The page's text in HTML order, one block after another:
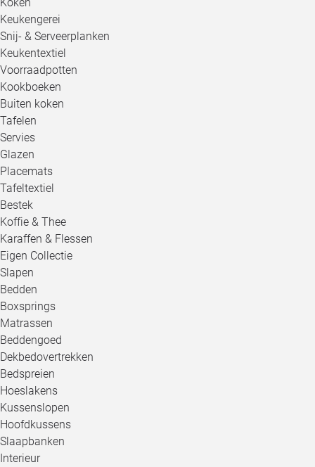
Keukengerei
Snij- & Serveerplanken
Keukentextiel
Voorraadpotten
Kookboeken
Buiten koken
Tafelen
Servies
Glazen
Placemats
Tafeltextiel
Bestek
Koffie & Thee
Karaffen & Flessen
Eigen Collectie
Slapen
Bedden
Boxsprings
Matrassen
Beddengoed
Dekbedovertrekken
Bedspreien
Hoeslakens
Kussenslopen
Hoofdkussens
Slaapbanken
Interieur